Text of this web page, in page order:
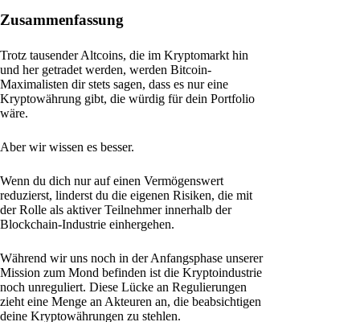
Zusammenfassung
Trotz tausender Altcoins, die im Kryptomarkt hin
und her getradet werden, werden Bitcoin-
Maximalisten dir stets sagen, dass es nur eine
Kryptowährung gibt, die würdig für dein Portfolio
wäre.
Aber wir wissen es besser.
Wenn du dich nur auf einen Vermögenswert
reduzierst, linderst du die eigenen Risiken, die mit
der Rolle als aktiver Teilnehmer innerhalb der
Blockchain-Industrie einhergehen.
Während wir uns noch in der Anfangsphase unserer
Mission zum Mond befinden ist die Kryptoindustrie
noch unreguliert. Diese Lücke an Regulierungen
zieht eine Menge an Akteuren an, die beabsichtigen
deine Kryptowährungen zu stehlen.